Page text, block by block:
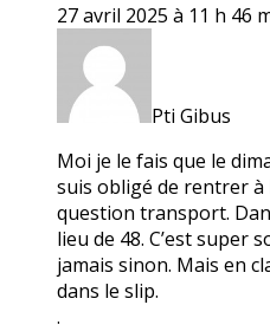
27 avril 2025 à 11 h 46
Pti Gibus
Moi je le fais que le
suis obligé de rentrer à
question transport.
lieu de 48. C’est super
jamais sinon. Mais en
dans le slip.
.